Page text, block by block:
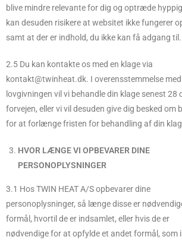
blive mindre relevante for dig og optræde
kan desuden risikere at websitet ikke fungerer
samt at der er indhold, du ikke kan få adgang til.
2.5 Du kan kontakte os med en klage via
kontakt@twinheat.dk. I overensstemmelse med
lovgivningen vil vi behandle din klage senest 28
forvejen, eller vi vil desuden give dig besked om
for at forlænge fristen for behandling af din
HVOR LÆNGE VI OPBEVARER DINE
PERSONOPLYSNINGER
3.1 Hos TWIN HEAT A/S opbevarer dine
personoplysninger, så længe disse er
formål, hvortil de er indsamlet, eller hvis de er
nødvendige for at opfylde et andet formål, som